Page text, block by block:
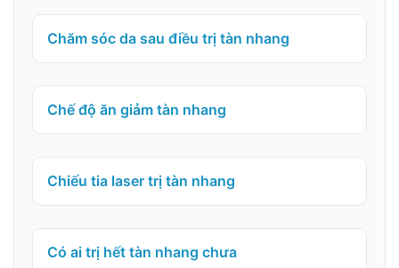
Chăm sóc da sau điều trị tàn nhang
Chế độ ăn giảm tàn nhang
Chiếu tia laser trị tàn nhang
Có ai trị hết tàn nhang chưa